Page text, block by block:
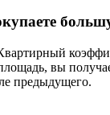
вы
предыдущего.